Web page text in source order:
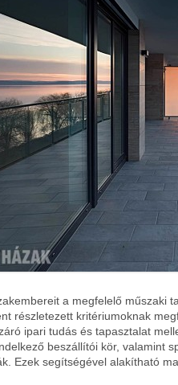
a megfelelő műszaki
részletezett kritériumoknak
ipari tudás és tapasztalat
beszállítói kör, valamint
Ezek segítségével alakítható